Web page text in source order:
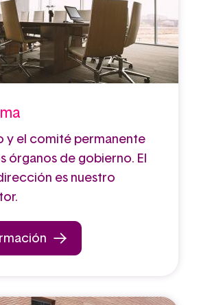
y el comité permanente
órganos de gobierno. El
es nuestro